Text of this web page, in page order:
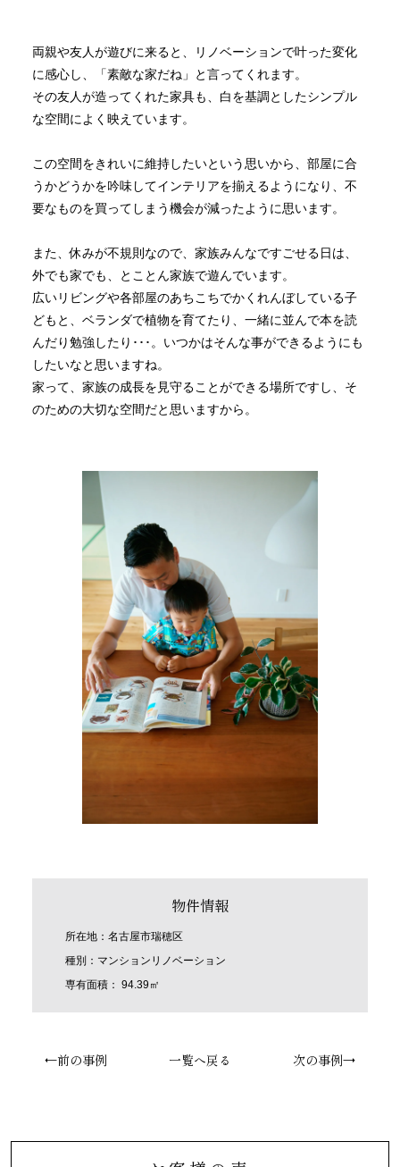
両親や友人が遊びに来ると、リノベーションで叶った変化
に感心し、「素敵な家だね」と言ってくれます。
その友人が造ってくれた家具も、白を基調としたシンプル
な空間によく映えています。
この空間をきれいに維持したいという思いから、部屋に合
うかどうかを吟味してインテリアを揃えるようになり、不
要なものを買ってしまう機会が減ったように思います。
また、休みが不規則なので、家族みんなですごせる日は、
外でも家でも、とことん家族で遊んでいます。
広いリビングや各部屋のあちこちでかくれんぼしている子
どもと、ベランダで植物を育てたり、一緒に並んで本を読
んだり勉強したり･･･。いつかはそんな事ができるようにも
したいなと思いますね。
家って、家族の成長を見守ることができる場所ですし、そ
のための大切な空間だと思いますから。
物件情報
所在地：名古屋市瑞穂区
種別：マンションリノベーション
専有面積： 94.39㎡
←前の事例 一覧へ戻る 次の事例→